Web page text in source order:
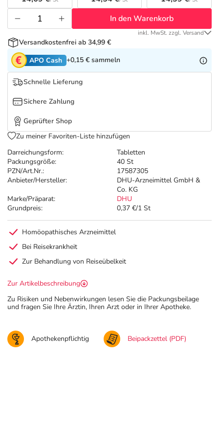
Tierapotheke
Vitamine & Mineralstoffe
Marken
Salus Deals
Darreichungsform:
Tabletten
Packungsgröße:
40 St
PZN/Art.Nr.:
17587305
Anbieter/Hersteller:
DHU-Arzneimittel GmbH &
Co. KG
Marke/Präparat:
DHU
Grundpreis:
0,37 €/1 St
In den Warenkorb
inkl. MwSt. zzgl. Versand
Versandkostenfrei ab 34,99 €
APO Cash +0,15 € sammeln
Schnelle Lieferung
Sichere Zahlung
Geprüfter Shop
Zu meiner Favoriten-Liste hinzufügen
Homöopathisches Arzneimittel
Bei Reisekrankheit
Zur Behandlung von Reiseübelkeit
Zur Artikelbeschreibung
Zu Risiken und Nebenwirkungen lesen Sie die Packungsbeilage
und fragen Sie Ihre Ärztin, Ihren Arzt oder in Ihrer Apotheke.
Apothekenpflichtig Beipackzettel (PDF)